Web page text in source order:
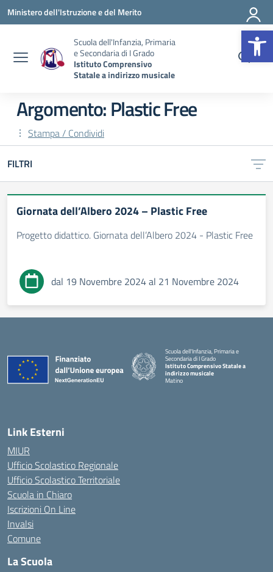
Vai ai contenuti
Vai al menu di navigazione
Vai al footer
Ministero dell'Istruzione e del Merito
Scuola dell'Infanzia, Primaria
e Secondaria di I Grado
Istituto Comprensivo
Statale a indirizzo musicale
Argomento: Plastic Free
Stampa / Condividi
FILTRI
Giornata dell’Albero 2024 – Plastic Free
Progetto didattico. Giornata dell’Albero 2024 - Plastic Free
dal 19 Novembre 2024 al 21 Novembre 2024
Scuola dell'Infanzia, Primaria e
Secondaria di I Grado
Istituto Comprensivo Statale a
indirizzo musicale
Matino
Link Esterni
MIUR
Ufficio Scolastico Regionale
Ufficio Scolastico Territoriale
Scuola in Chiaro
Iscrizioni On Line
Invalsi
Comune
La Scuola